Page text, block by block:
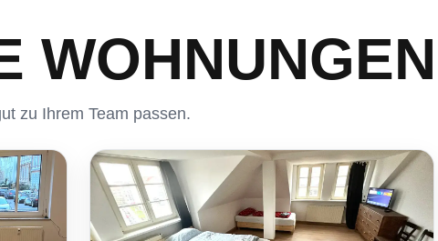
WOHNUNGEN
zu Ihrem Team passen.